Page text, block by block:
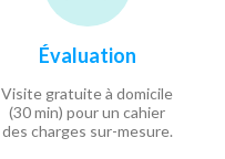
Évaluation
Visite gratuite à domicile
(30 min) pour un cahier
des charges sur-mesure.